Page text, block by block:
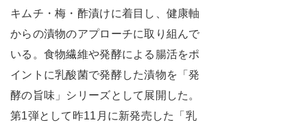
キムチ・梅・酢漬けに着目し、健康軸
からの漬物のアプローチに取り組んで
いる。食物繊維や発酵による腸活をポ
イントに乳酸菌で発酵した漬物を「発
酵の旨味」シリーズとして展開した。
第1弾として昨11月に新発売した「乳